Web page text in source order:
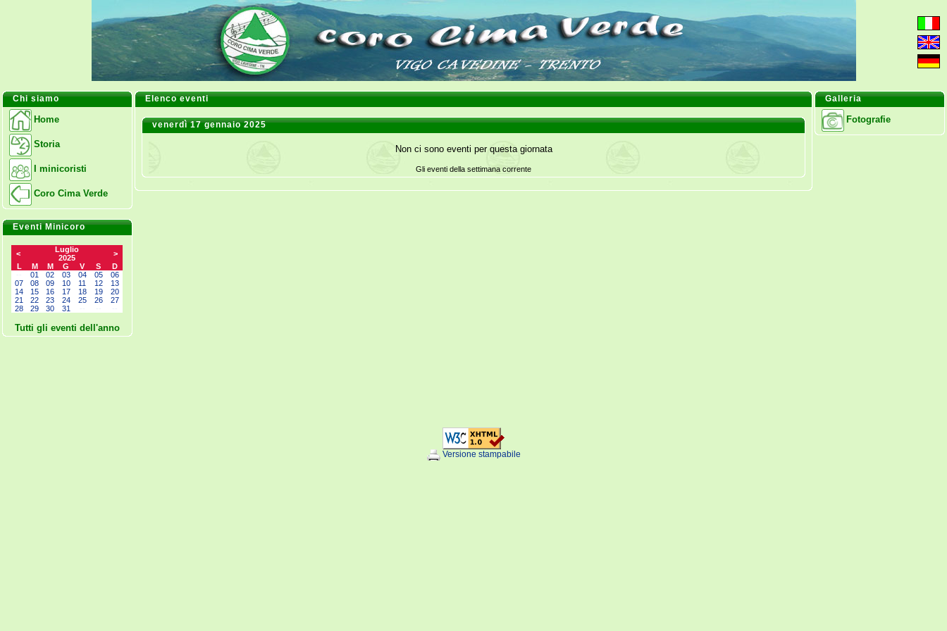
Chi siamo
Home
Storia
I minicoristi
Coro Cima Verde
Eventi Minicoro
<
Luglio
2025
>
L
M M G V S
D
01 02 03 04 05
06
07
08 09 10 11 12
13
14
15 16 17 18 19
20
21
22 23 24 25 26
27
28
29 30 31
Tutti gli eventi dell'anno
Elenco eventi
venerdì 17 gennaio 2025
Non ci sono eventi per questa giornata
Gli eventi della settimana corrente
Galleria
Fotografie
Versione stampabile